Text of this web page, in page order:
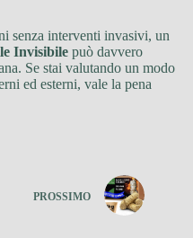
senza interventi invasivi, un
Invisibile può davvero
Se stai valutando un modo
ed esterni, vale la pena
PROSSIMO